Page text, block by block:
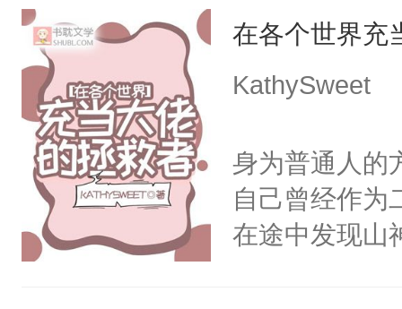
的恋爱脑。丹
爱。”仙帝沉
一气之下将魔
终的选择。2.
家族限制，直
命运的齿轮
在各个世界充
KathySweet
身为普通人的
自己曾经作为
在途中发现山